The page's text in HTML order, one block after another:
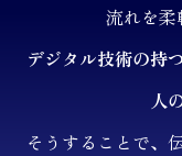
流れを柔
デジタル技術の持
人
そうすることで、